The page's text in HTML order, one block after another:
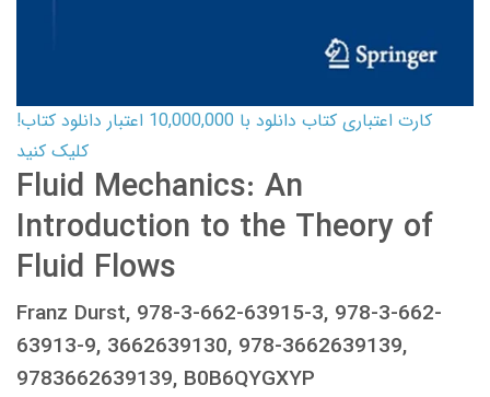
کارت اعتباری کتاب دانلود با 10,000,000 اعتبار دانلود کتاب!
کلیک کنید
Fluid Mechanics: An
Introduction to the Theory of
Fluid Flows
Franz Durst, 978-3-662-63915-3, 978-3-662-
63913-9, 3662639130, 978-3662639139,
9783662639139, B0B6QYGXYP